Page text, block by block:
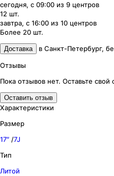
сегодня, с 09:00 из 9 центров
12 шт.
завтра, с 16:00 из 10 центров
Более 20 шт.
Доставка в Санкт-Петербург,
Отзывы
Пока отзывов нет. Оставьте
Оставить отзыв
Характеристики
Размер
17″ /7J
Тип
Литой